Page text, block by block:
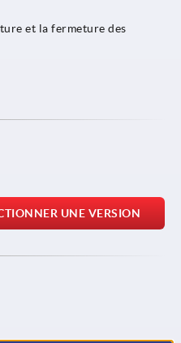
et la fermeture des
UNE VERSION